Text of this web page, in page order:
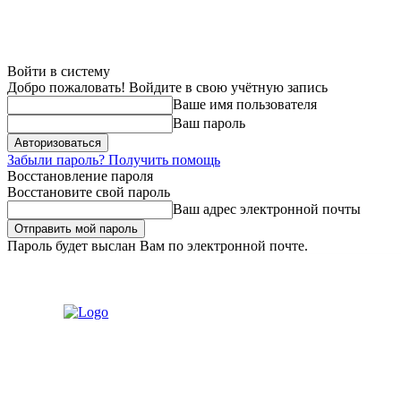
Войти в систему
Добро пожаловать! Войдите в свою учётную запись
Ваше имя пользователя
Ваш пароль
Забыли пароль? Получить помощь
Восстановление пароля
Восстановите свой пароль
Ваш адрес электронной почты
Пароль будет выслан Вам по электронной почте.